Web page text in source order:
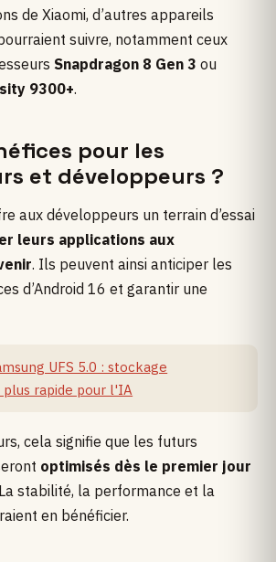
de Xiaomi, d’autres appareils
suivre, notamment ceux
Snapdragon 8 Gen 3 ou
9300+.
pour les
et développeurs ?
aux développeurs un terrain d’essai
leurs applications aux
. Ils peuvent ainsi anticiper les
d’Android 16 et garantir une
UFS 5.0 : stockage
rapide pour l'IA
cela signifie que les futurs
optimisés dès le premier jour
stabilité, la performance et la
en bénéficier.